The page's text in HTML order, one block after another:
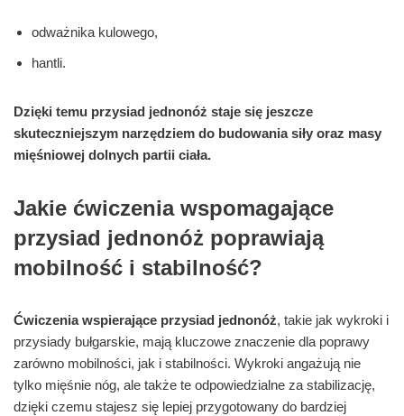
odważnika kulowego,
hantli.
Dzięki temu przysiad jednonóż staje się jeszcze
skuteczniejszym narzędziem do budowania siły oraz masy
mięśniowej dolnych partii ciała.
Jakie ćwiczenia wspomagające
przysiad jednonóż poprawiają
mobilność i stabilność?
Ćwiczenia wspierające przysiad jednonóż, takie jak wykroki i
przysiady bułgarskie, mają kluczowe znaczenie dla poprawy
zarówno mobilności, jak i stabilności. Wykroki angażują nie
tylko mięśnie nóg, ale także te odpowiedzialne za stabilizację,
dzięki czemu stajesz się lepiej przygotowany do bardziej